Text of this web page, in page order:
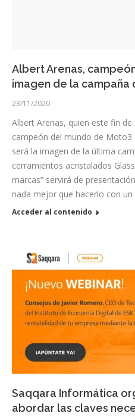
Albert Arenas,
imagen de la campaña
23/11/2020
Albert Arenas, quien este fin
campeón del mundo de Moto3
será la imagen de la última
cerramientos acristalados
marcas” servirá de
nada mejor que hacerlo con
Acceder al contenido
Saqqara Informática
abordar las claves